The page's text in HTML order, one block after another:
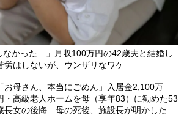
なかった…」月収100万円の42歳夫と結婚し
労はしないが、ウンザリなワケ
「お母さん、本当にごめん」入居金2,100万
・高級老人ホームを母（享年83）に勧めた53
長女の後悔…母の死後、施設長が明かした